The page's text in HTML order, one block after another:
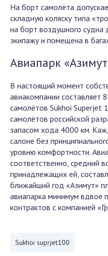
На борт самолёта
складную коляску типа
на борт воздушного
экипажу и помещена в
Авиапарк
В настоящий момент
авиакомпании составляет
самолётов Sukhoi Superjet
самолётов российской
запасом хода 4000 км.
салоне без
уровню комфортности.
соответственно, средний
принадлежащих ей,
ближайший год «Азимут»
авиапарка минимум вдвое
контрактов с компанией
Sukhoi suprjet100